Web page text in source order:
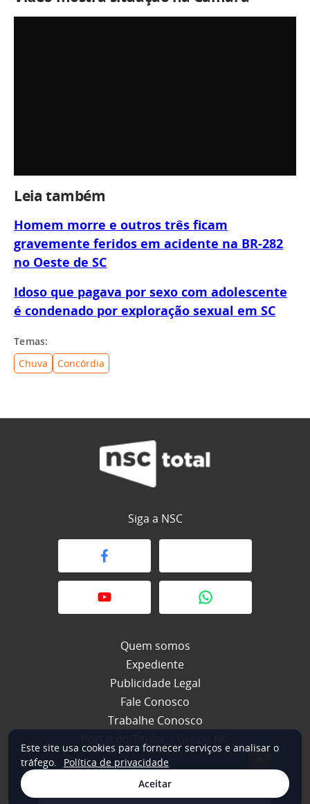
Leia também
Homem morre e outros três ficam
gravemente feridos em acidente na BR-282
no Oeste de SC
Idoso que pagava por sexo com adolescente
é condenado por exploração sexual em SC
Temas:
Chuva
Concórdia
Siga a NSC
Quem somos
Expediente
Publicidade Legal
Fale Conosco
Trabalhe Conosco
© 2026 NSC Total. Todos os direitos reservados.
Este site usa cookies para fornecer serviços e analisar o
tráfego.
Política de privacidade
Aceitar